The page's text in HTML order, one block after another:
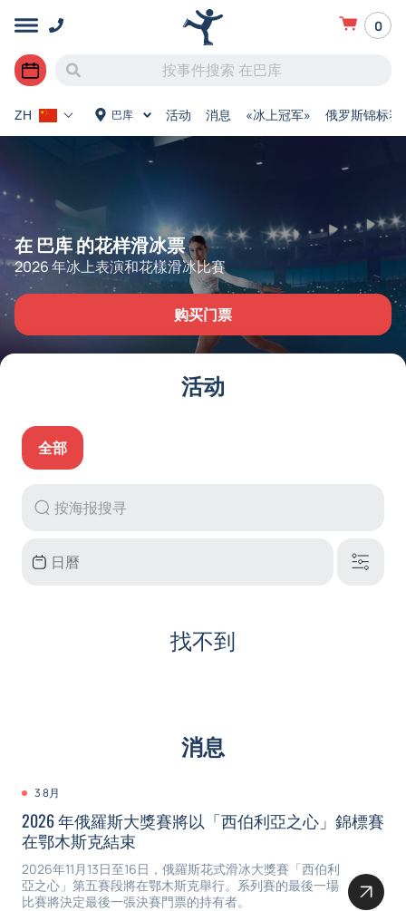
0
巴库 活动 消息 «冰上冠军» 俄罗斯锦标赛
ZH
在 巴库 的花样滑冰票
2026 年冰上表演和花樣滑冰比賽
购买门票
活动
全部
找不到
消息
3 8月
2026 年俄羅斯大獎賽將以「西伯利亞之心」錦標賽
在鄂木斯克結束
2026年11月13日至16日，俄羅斯花式滑冰大獎賽「西伯利
亞之心」第五賽段將在鄂木斯克舉行。系列賽的最後一場
比賽將決定最後一張決賽門票的持有者。